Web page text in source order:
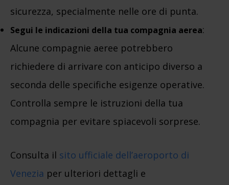
sicurezza, specialmente nelle ore di punta.
Segui le indicazioni della tua compagnia aerea:
Alcune compagnie aeree potrebbero
richiedere di arrivare con anticipo diverso a
seconda delle specifiche esigenze operative.
Controlla sempre le istruzioni della tua
compagnia per evitare spiacevoli sorprese.
Consulta il sito ufficiale dell’aeroporto di
Venezia per ulteriori dettagli e